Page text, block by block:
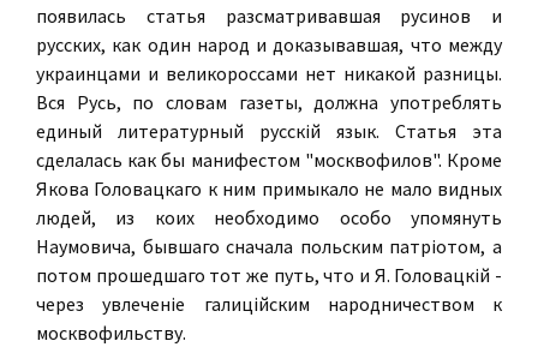
появилась статья разсматривавшая русинов и
русских, как один народ и доказывавшая, что между
украинцами и великороссами нет никакой разницы.
Вся Русь, по словам газеты, должна употреблять
единый литературный русскiй язык. Статья эта
сделалась как бы манифестом "москвофилов". Кроме
Якова Головацкаго к ним примыкало не мало видных
людей, из коих необходимо особо упомянуть
Наумовича, бывшаго сначала польским патрiотом, а
потом прошедшаго тот же путь, что и Я. Головацкiй -
через увлеченiе галицiйским народничеством к
москвофильству.